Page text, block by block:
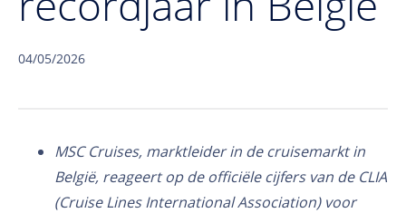
04/05/2026
MSC Cruises, marktleider in de cruisemarkt in
België, reageert op de officiële cijfers van de CLIA
(Cruise Lines International Association) voor